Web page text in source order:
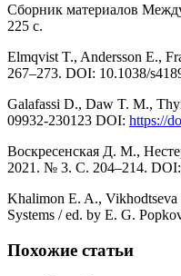
Сборник материалов
225 с.
Elmqvist T., Andersson E.,
267–273. DOI: 10.1038/
Galafassi D., Daw T. M.,
09932-230123 DOI: https://
Воскресенская Д. М.,
2021. № 3. C. 204–214.
Khalimon E. A., Vikhodtseva
Systems / ed. by E. G.
Похожие статьи